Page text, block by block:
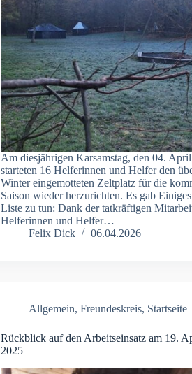
Am diesjährigen Karsamstag, den 04.
starteten 16 Helferinnen und Helfer den
Winter eingemotteten Zeltplatz für die
Saison wieder herzurichten. Es gab
Liste zu tun: Dank der tatkräftigen
Helferinnen und Helfer…
Felix Dick
06.04.2026
Allgemein,Freundeskreis, Startseite
Rückblick auf den Arbeitseinsatz am 19.
2025